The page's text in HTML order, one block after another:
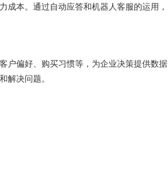
本。通过自动应答和机器人客服的运用，
偏好、购买习惯等，为企业决策提供数据
解决问题。